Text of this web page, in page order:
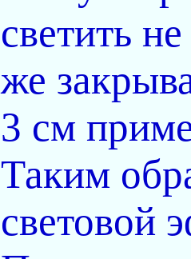
светить
же
3 см
Таким
световой